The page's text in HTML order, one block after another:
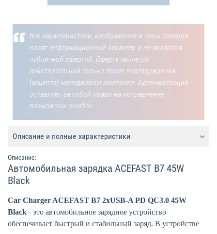
Все характеристики, изображения и цены товаров
носят информационный характер и не являются
публичной офертой. Оферта является
действительной только после подтверждения
(акцепта) менеджером компании. Администрация
оставляет за собой право на исправление
возможных ошибок.
Описание и полные характеристики
Описание:
Автомобильная зарядка ACEFAST B7 45W
Black
Car Charger ACEFAST B7 2xUSB-A PD QC3.0 45W
Black - это автомобильное зарядное устройство
обеспечивает быстрый и стабильный заряд. В устройстве